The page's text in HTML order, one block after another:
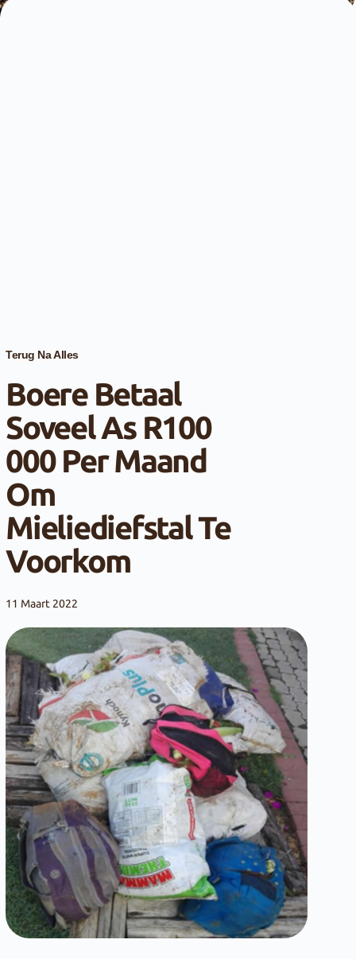
Terug Na Alles
Boere Betaal
Soveel As R100
000 Per Maand
Om
Mieliediefstal Te
Voorkom
11 Maart 2022